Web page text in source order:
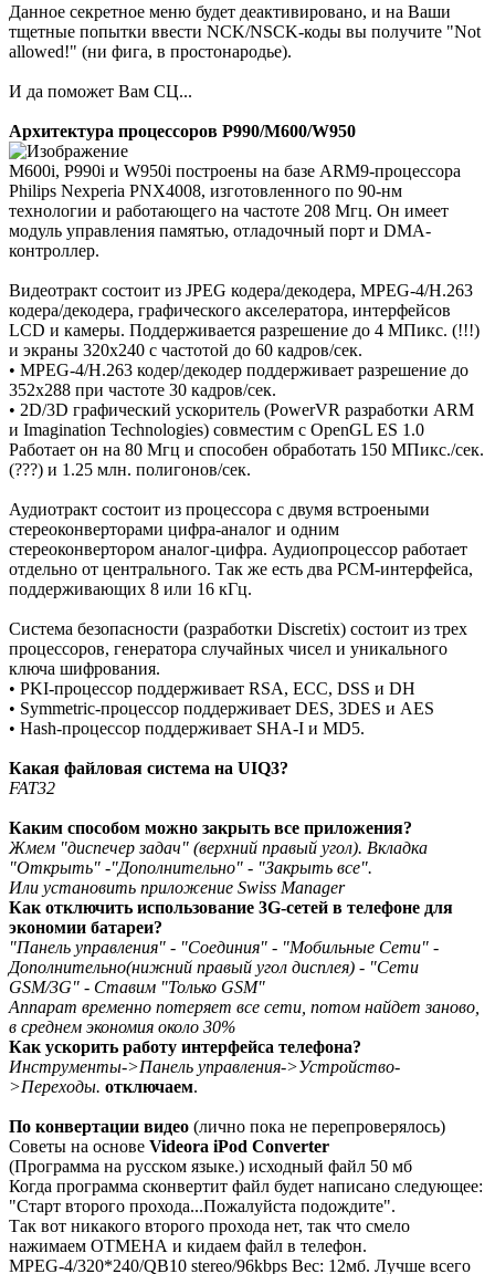
Данное секретное меню будет деактивировано, и на Ваши
тщетные попытки ввести NCK/NSCK-коды вы получите "Not
allowed!" (ни фига, в простонародье).
И да поможет Вам СЦ...
Архитектура процессоров P990/M600/W950
M600i, P990i и W950i построены на базе ARM9-процессора
Philips Nexperia PNX4008, изготовленного по 90-нм
технологии и работающего на частоте 208 Мгц. Он имеет
модуль управления памятью, отладочный порт и DMA-
контроллер.
Видеотракт состоит из JPEG кодера/декодера, MPEG-4/H.263
кодера/декодера, графического акселератора, интерфейсов
LCD и камеры. Поддерживается разрешение до 4 МПикс. (!!!)
и экраны 320х240 с частотой до 60 кадров/сек.
• MPEG-4/H.263 кодер/декодер поддерживает разрешение до
352x288 при частоте 30 кадров/сек.
• 2D/3D графический ускоритель (PowerVR разработки ARM
и Imagination Technologies) совместим с OpenGL ES 1.0
Работает он на 80 Мгц и способен обработать 150 МПикс./сек.
(???) и 1.25 млн. полигонов/сек.
Аудиотракт состоит из процессора с двумя встроеными
стереоконверторами цифра-аналог и одним
стереоконвертором аналог-цифра. Аудиопроцессор работает
отдельно от центрального. Так же есть два PCM-интерфейса,
поддерживающих 8 или 16 кГц.
Система безопасности (разработки Discretix) состоит из трех
процессоров, генератора случайных чисел и уникального
ключа шифрования.
• PKI-процессор поддерживает RSA, ECC, DSS и DH
• Symmetric-процессор поддерживает DES, 3DES и AES
• Hash-процессор поддерживает SHA-I и MD5.
Какая файловая система на UIQ3?
FAT32
Каким способом можно закрыть все приложения?
Жмем "диспечер задач" (верхний правый угол). Вкладка
"Открыть" -"Дополнительно" - "Закрыть все".
Или установить приложение Swiss Manager
Как отключить использование 3G-сетей в телефоне для
экономии батареи?
"Панель управления" - "Соединия" - "Мобильные Сети" -
Дополнительно(нижний правый угол дисплея) - "Сети
GSM/3G" - Ставим "Только GSM"
Аппарат временно потеряет все сети, потом найдет заново,
в среднем экономия около 30%
Как ускорить работу интерфейса телефона?
Инструменты->Панель управления->Устройство-
>Переходы. отключаем.
По конвертации видео (лично пока не перепроверялось)
Советы на основе Videora iPod Converter
(Программа на русском языке.) исходный файл 50 мб
Когда программа сконвертит файл будет написано следующее:
"Старт второго прохода...Пожалуйста подождите".
Так вот никакого второго прохода нет, так что смело
нажимаем ОТМЕНА и кидаем файл в телефон.
MPEG-4/320*240/QB10 stereo/96kbps Вес: 12мб. Лучше всего